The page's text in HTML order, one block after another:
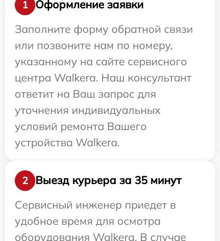
1
Оформление заявки
Заполните форму обратной связи
или позвоните нам по номеру,
указанному на сайте сервисного
центра Walkera. Наш консультант
ответит на Ваш запрос для
уточнения индивидуальных
условий ремонта Вашего
устройства Walkera.
2
Выезд курьера за 35 минут
Сервисный инженер приедет в
удобное время для осмотра
оборудования Walkera. В случае